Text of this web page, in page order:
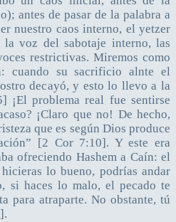
nuestro caos interno, el yetzer
voz del sabotaje interno, las
restrictivas. Miremos como
cuando su sacrificio alnte el
decayó, y esto lo llevo a la
¡El problema real fue sentirse
¡Claro que no! De hecho,
que es según Dios produce
[2 Cor 7:10]. Y este era
ofreciendo Hashem a Caín: el
lo bueno, podrías andar
si haces lo malo, el pecado te
para atraparte. No obstante, tú